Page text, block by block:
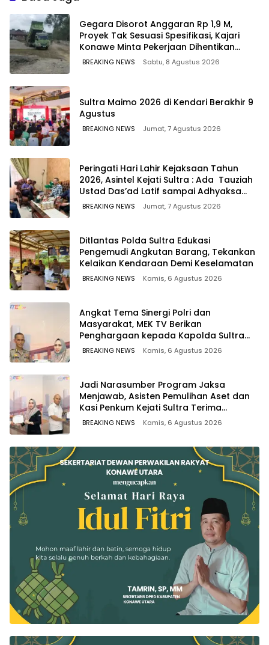
Gegara Disorot Anggaran Rp 1,9 M,
Proyek Tak Sesuasi Spesifikasi, Kajari
Konawe Minta Pekerjaan Dihentikan
Sementara
BREAKING NEWS Sabtu, 8 Agustus 2026
Sultra Maimo 2026 di Kendari Berakhir 9
Agustus
BREAKING NEWS Jumat, 7 Agustus 2026
Peringati Hari Lahir Kejaksaan Tahun
2026, Asintel Kejati Sultra : Ada Tauziah
Ustad Das’ad Latif sampai Adhyaksa
Run
BREAKING NEWS Jumat, 7 Agustus 2026
Ditlantas Polda Sultra Edukasi
Pengemudi Angkutan Barang, Tekankan
Kelaikan Kendaraan Demi Keselamatan
BREAKING NEWS Kamis, 6 Agustus 2026
Angkat Tema Sinergi Polri dan
Masyarakat, MEK TV Berikan
Penghargaan kepada Kapolda Sultra
melalui Kabid Humas
BREAKING NEWS Kamis, 6 Agustus 2026
Jadi Narasumber Program Jaksa
Menjawab, Asisten Pemulihan Aset dan
Kasi Penkum Kejati Sultra Terima
Penghargaan dari Komisaris MEK TV
BREAKING NEWS Kamis, 6 Agustus 2026